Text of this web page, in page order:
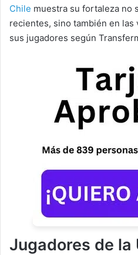
Chile muestra su fortaleza no
recientes, sino también en las
sus jugadores según
Jugadores de la